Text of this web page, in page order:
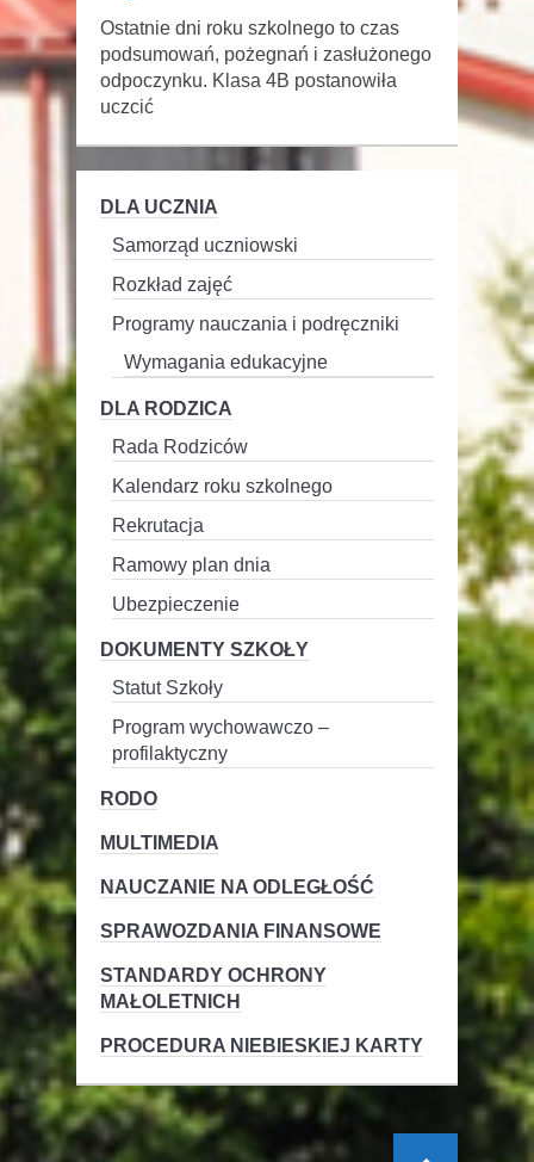
Ostatnie dni roku szkolnego to czas
podsumowań, pożegnań i zasłużonego
odpoczynku. Klasa 4B postanowiła
uczcić
DLA UCZNIA
Samorząd uczniowski
Rozkład zajęć
Programy nauczania i podręczniki
Wymagania edukacyjne
DLA RODZICA
Rada Rodziców
Kalendarz roku szkolnego
Rekrutacja
Ramowy plan dnia
Ubezpieczenie
DOKUMENTY SZKOŁY
Statut Szkoły
Program wychowawczo –
profilaktyczny
RODO
MULTIMEDIA
NAUCZANIE NA ODLEGŁOŚĆ
SPRAWOZDANIA FINANSOWE
STANDARDY OCHRONY
MAŁOLETNICH
PROCEDURA NIEBIESKIEJ KARTY